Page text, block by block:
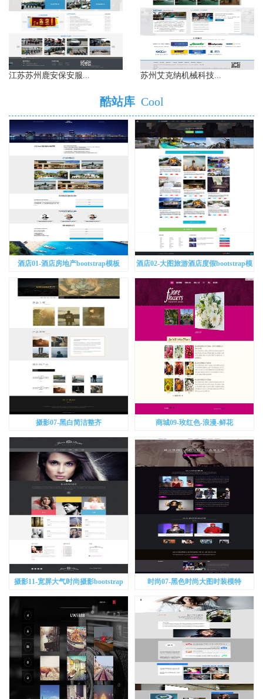
江苏苏州鹿安保安服... 苏州艾克纳机械科技...
酷站库 Cool
酒店01-酒店房地产bootstrap模板
酒店02-大图旅游酒店度假bootstrap模
板
摄影07-黑白简洁整齐 商城09-玫红色-浪漫-鲜花
摄影11-宽屏大气时尚摄影bootstrap
时尚07-黑色时尚大图时装模特
bootstrap